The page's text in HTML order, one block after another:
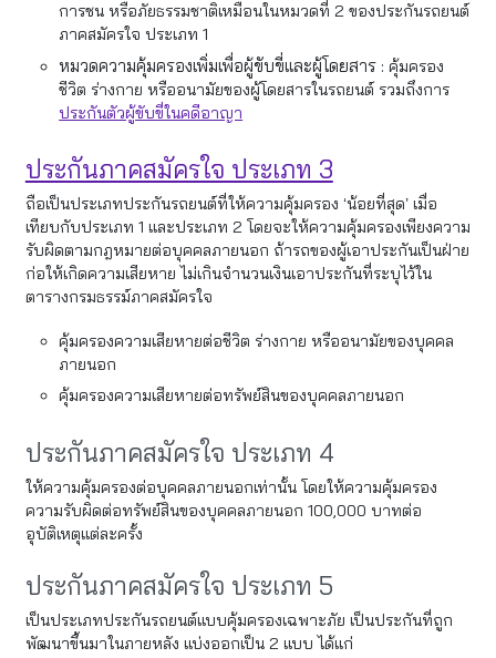
การชน หรือภัยธรรมชาติเหมือนในหมวดที่ 2 ของประกันรถยนต์
ภาคสมัครใจ ประเภท 1
หมวดความคุ้มครองเพิ่มเพื่อผู้ขับขี่และผู้โดยสาร :คุ้มครอง
ชีวิต ร่างกาย หรืออนามัยของผู้โดยสารในรถยนต์ รวมถึงการ
ประกันตัวผู้ขับขี่ในคดีอาญา
ประกันภาคสมัครใจ ประเภท 3
ถือเป็นประเภทประกันรถยนต์ที่ให้ความคุ้มครอง ‘น้อยที่สุด’ เมื่อ
เทียบกับประเภท 1 และประเภท 2 โดยจะให้ความคุ้มครองเพียงความ
รับผิดตามกฎหมายต่อบุคคลภายนอก ถ้ารถของผู้เอาประกันเป็นฝ่าย
ก่อให้เกิดความเสียหาย ไม่เกินจำนวนเงินเอาประกันที่ระบุไว้ใน
ตารางกรมธรรม์ภาคสมัครใจ
คุ้มครองความเสียหายต่อชีวิต ร่างกาย หรืออนามัยของบุคคล
ภายนอก
คุ้มครองความเสียหายต่อทรัพย์สินของบุคคลภายนอก
ประกันภาคสมัครใจ ประเภท 4
ให้ความคุ้มครองต่อบุคคลภายนอกเท่านั้น โดยให้ความคุ้มครอง
ความรับผิดต่อทรัพย์สินของบุคคลภายนอก 100,000 บาทต่อ
อุบัติเหตุแต่ละครั้ง
ประกันภาคสมัครใจ ประเภท 5
เป็นประเภทประกันรถยนต์แบบคุ้มครองเฉพาะภัย เป็นประกันที่ถูก
พัฒนาขึ้นมาในภายหลัง แบ่งออกเป็น 2 แบบ ได้แก่